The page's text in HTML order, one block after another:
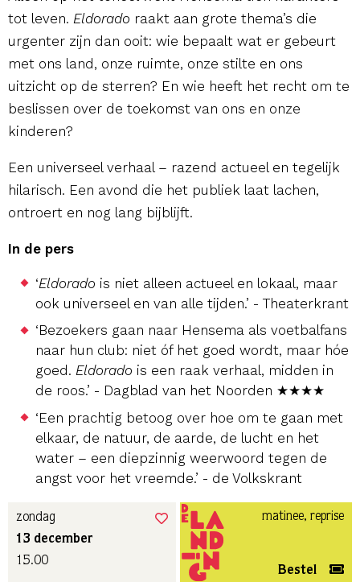
tot leven. Eldorado raakt aan grote thema’s die
urgenter zijn dan ooit: wie bepaalt wat er gebeurt
met ons land, onze ruimte, onze stilte en ons
uitzicht op de sterren? En wie heeft het recht om te
beslissen over de toekomst van ons en onze
kinderen?
Een universeel verhaal – razend actueel en tegelijk
hilarisch. Een avond die het publiek laat lachen,
ontroert en nog lang bijblijft.
In de pers
‘Eldorado is niet alleen actueel en lokaal, maar
ook universeel en van alle tijden.’ - Theaterkrant
‘Bezoekers gaan naar Hensema als voetbalfans
naar hun club: niet óf het goed wordt, maar hóe
goed. Eldorado is een raak verhaal, midden in
de roos.’ - Dagblad van het Noorden ★★★★
‘Een prachtig betoog over hoe om te gaan met
elkaar, de natuur, de aarde, de lucht en het
water – een diepzinnig weerwoord tegen de
angst voor het vreemde.’ - de Volkskrant
zondag
13 december
15.00
matinee, reprise
Bestel